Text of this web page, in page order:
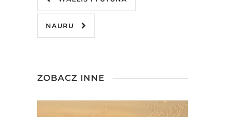
NAURU
ZOBACZ INNE